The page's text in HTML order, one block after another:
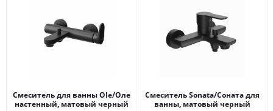
Смеситель для ванны Ole/Оле
настенный, матовый черный
Смеситель Sonata/Соната для
ванны, матовый черный